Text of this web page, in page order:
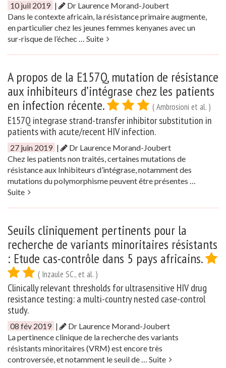
10 juil 2019 |
Dr Laurence Morand-Joubert
Dans le contexte africain, la résistance primaire augmente,
en particulier chez les jeunes femmes kenyanes avec un
sur-risque de l’échec … Suite
A propos de la E157Q, mutation de résistance
aux inhibiteurs d’intégrase chez les patients
en infection récente.
( Ambrosioni et al. )
E157Q integrase strand-transfer inhibitor substitution in
patients with acute/recent HIV infection.
27 juin 2019 |
Dr Laurence Morand-Joubert
Chez les patients non traités, certaines mutations de
résistance aux Inhibiteurs d’intégrase, notamment des
mutations du polymorphisme peuvent être présentes …
Suite
Seuils cliniquement pertinents pour la
recherche de variants minoritaires résistants
: Etude cas-contrôle dans 5 pays africains.
( Inzaule SC., et al. )
Clinically relevant thresholds for ultrasensitive HIV drug
resistance testing: a multi-country nested case-control
study.
08 fév 2019 |
Dr Laurence Morand-Joubert
La pertinence clinique de la recherche des variants
résistants minoritaires (VRM) est encore très
controversée, et notamment le seuil de … Suite